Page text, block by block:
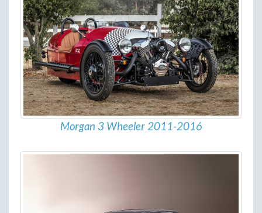
Morgan 3 Wheeler 2011-2016